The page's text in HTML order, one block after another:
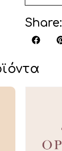
Share: